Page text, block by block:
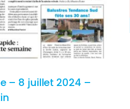
– 8 juillet 2024 –